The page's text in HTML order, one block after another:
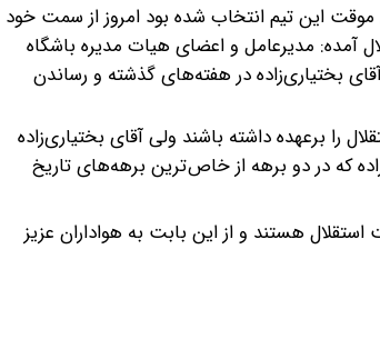
موقت این تیم انتخاب شده بود امروز از سمت خود
آمده: مدیرعامل و اعضای هیات مدیره باشگاه
بختیاری‌زاده در هفته‌های گذشته و رساندن
را برعهده داشته باشند ولی آقای بختیاری‌زاده
که در دو برهه از خاص‌ترین برهه‌های تاریخ
هستند و از این بابت به هواداران عزیز